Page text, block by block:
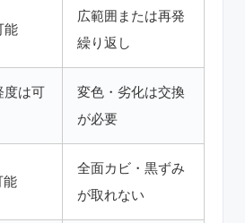
広範囲または再発
繰り返し
は可
変色・劣化は交換
が必要
全面カビ・黒ずみ
が取れない